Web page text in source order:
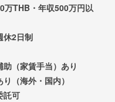
万THB・年収500万円以
休2日制
助（家賃手当）あり
り（海外・国内）
託可